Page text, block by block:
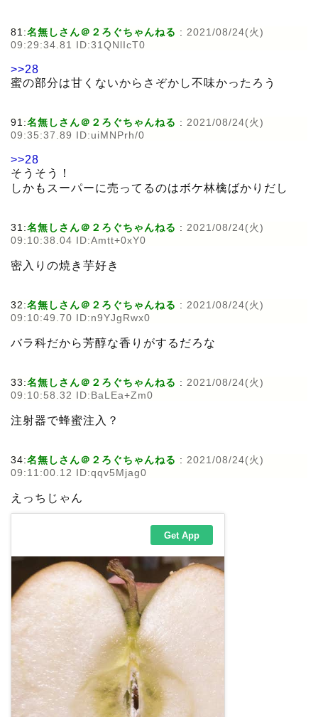
81:名無しさん＠２ろぐちゃんねる : 2021/08/24(火)
09:29:34.81 ID:31QNlIcT0
>>28
蜜の部分は甘くないからさぞかし不味かったろう
91:名無しさん＠２ろぐちゃんねる : 2021/08/24(火)
09:35:37.89 ID:uiMNPrh/0
>>28
そうそう！
しかもスーパーに売ってるのはボケ林檎ばかりだし
31:名無しさん＠２ろぐちゃんねる : 2021/08/24(火)
09:10:38.04 ID:Amtt+0xY0
密入りの焼き芋好き
32:名無しさん＠２ろぐちゃんねる : 2021/08/24(火)
09:10:49.70 ID:n9YJgRwx0
バラ科だから芳醇な香りがするだろな
33:名無しさん＠２ろぐちゃんねる : 2021/08/24(火)
09:10:58.32 ID:BaLEa+Zm0
注射器で蜂蜜注入？
34:名無しさん＠２ろぐちゃんねる : 2021/08/24(火)
09:11:00.12 ID:qqv5Mjag0
えっちじゃん